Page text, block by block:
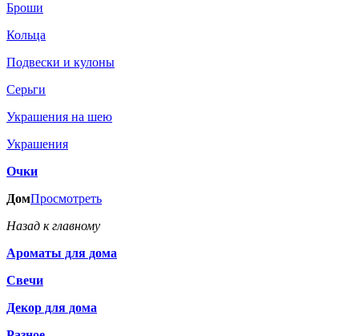
Броши
Кольца
Подвески и кулоны
Серьги
Украшения на шею
Украшения
Очки
ДомПросмотреть
Назад к главному
Ароматы для дома
Свечи
Декор для дома